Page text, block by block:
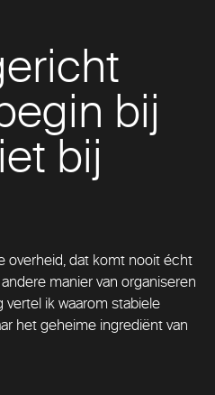
bij
bij
overheid, dat komt nooit écht
manier van organiseren
ik waarom stabiele
het geheime ingrediënt van